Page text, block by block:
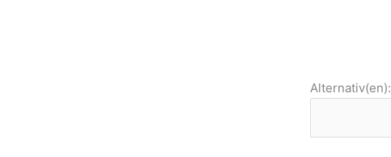
Alternativ(en):